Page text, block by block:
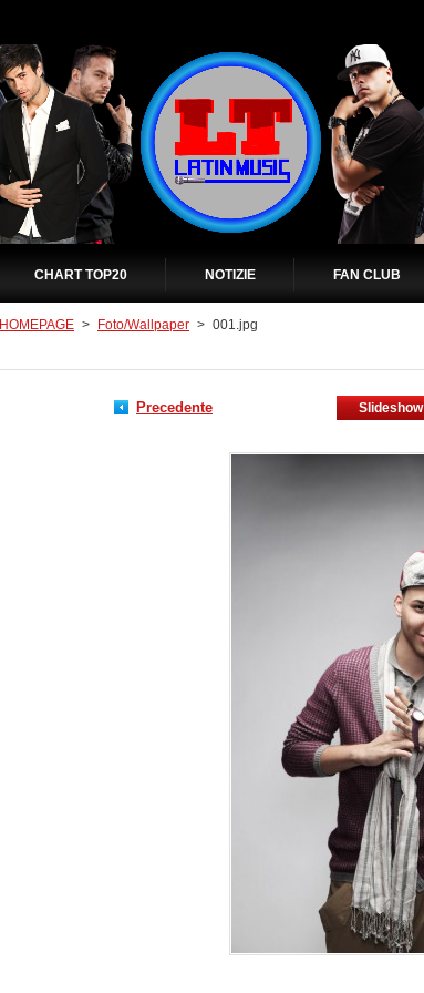
CHART TOP20 NOTIZIE FAN CLUB
HOMEPAGE > Foto/Wallpaper > 001.jpg
Precedente Slideshow